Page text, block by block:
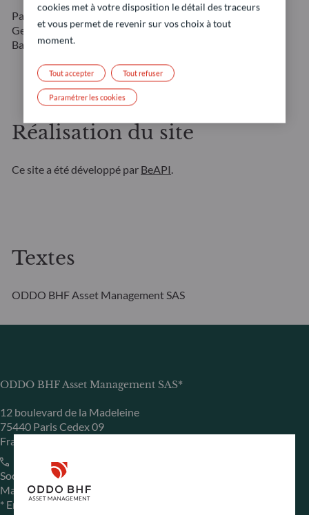
Page d’accueil : Amygdala Imagery / Collection E+ /
Getty ImagesPortraits collaborateurs : Marcella
Barbieri
Réalisation du site
Ce site a été développé par BeAPI.
Textes
ODDO BHF Asset Management SAS
ODDO BHF Asset Management SAS*
12 boulevard de la Madeleine
75440 Paris Cedex 09
France
+33 1 44 51 80 28
Société de Gestion de Portefeuille agréée par l’Autorité des
Marchés Financiers sous le numéro GP99011
* Entité responsable du site internet
cookies met à votre disposition le détail des traceurs
et vous permet de revenir sur vos choix à tout
moment.
Tout refuser
Tout accepter
Paramétrer les cookies